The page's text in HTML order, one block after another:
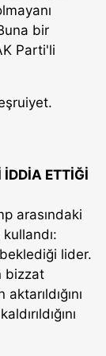
bir
Parti'li
İDDİA ETTİĞİ
arasındaki
lider.
bizzat